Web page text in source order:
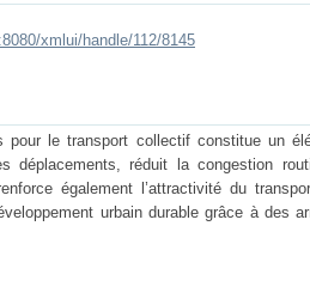
xmlui/handle/112/8145
pour le transport collectif constitue un
déplacements, réduit la congestion
également l’attractivité du
urbain durable grâce à des